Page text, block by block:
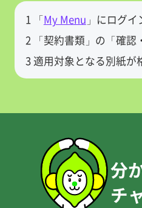
1 「My Menu 」にログイ
2 「契約書類」の「確認
3 適用対象となる別紙が
分
チ